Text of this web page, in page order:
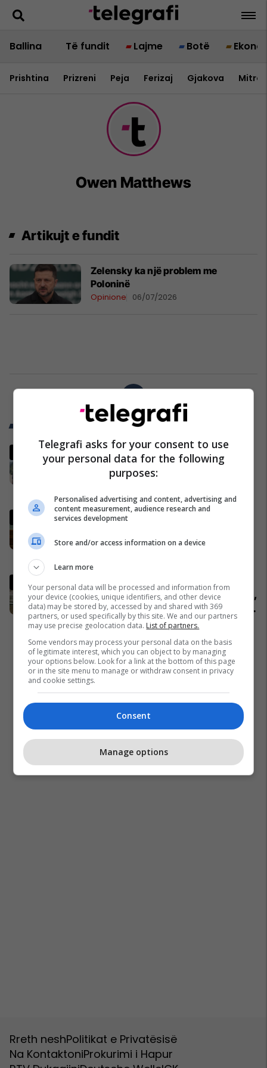
Ballina Të fundit Lajme Botë
Prishtina Prizreni Peja Ferizaj Gjakova
Owen Matthews
Artikujt e fundit
Zelensky ka një problem me
Poloninë
Opinione 06/07/2026
Trend Telegrafi
“Marre duhet me ju ardhë, turp
për votat që i keni”, njëri nga
protestuesit i drejtohet Bedri
Ndërpritet seanca, Kurti nuk
kryeparlamentar - kërkon kohë
Pacolli: Nëse Shqipëria zgjidh
kontratën për Aeroportin e Vlorës,
MABCO do t’i drejtohet arbitrazhit
ndërkombëtar
Shqipëri
Rreth neshPolitikat e Privatësisë
Na KontaktoniProkurimi i Hapur
Telegrafi asks for your consent to use
your personal data for the following
purposes:
Personalised advertising and content, advertising and
content measurement, audience research and
services development
Store and/or access information on a device
Learn more
Your personal data will be processed and information from
your device (cookies, unique identifiers, and other device
data) may be stored by, accessed by and shared with 369
partners, or used specifically by this site. We and our partners
may use precise geolocation data. List of partners.
Some vendors may process your personal data on the basis
of legitimate interest, which you can object to by managing
your options below. Look for a link at the bottom of this page
or in the site menu to manage or withdraw consent in privacy
and cookie settings.
Consent
Manage options